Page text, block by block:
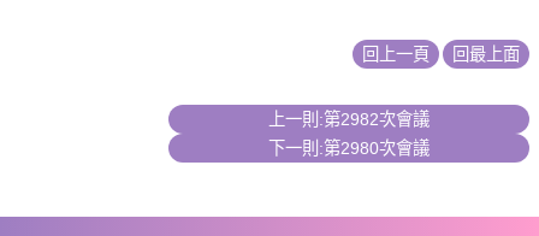
回上一頁 回最上面
上一則:第2982次會議
下一則:第2980次會議